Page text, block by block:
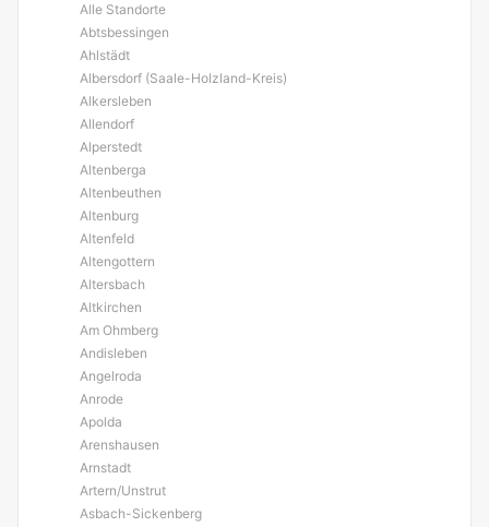
Alle Standorte
Abtsbessingen
Ahlstädt
Albersdorf (Saale-Holzland-Kreis)
Alkersleben
Allendorf
Alperstedt
Altenberga
Altenbeuthen
Altenburg
Altenfeld
Altengottern
Altersbach
Altkirchen
Am Ohmberg
Andisleben
Angelroda
Anrode
Apolda
Arenshausen
Arnstadt
Artern/Unstrut
Asbach-Sickenberg